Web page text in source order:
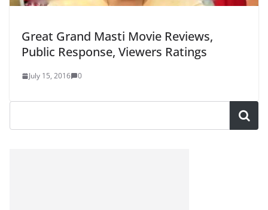
Great Grand Masti Movie Reviews,
Public Response, Viewers Ratings
July 15, 2016 0